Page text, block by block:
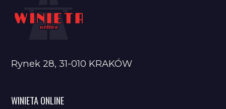
Rynek 28, 31-010 KRAKÓW
WINIETA ONLINE